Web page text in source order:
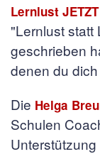
Lernlust JETZT
"Lernlust statt
geschrieben
denen du
Die Helga
Schulen
Unterstützung